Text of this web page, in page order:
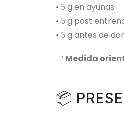
• 5 g en ayunas
• 5 g post
• 5 g antes de
📏 Medida
📦